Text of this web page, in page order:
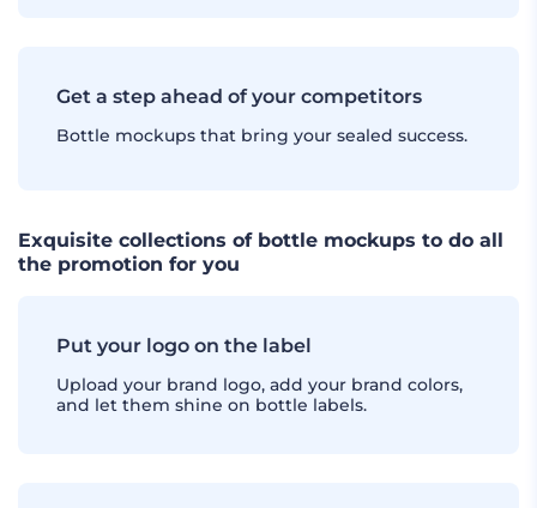
Get a step ahead of your competitors
Bottle mockups that bring your sealed success.
Exquisite collections of bottle mockups to do all
the promotion for you
Put your logo on the label
Upload your brand logo, add your brand colors,
and let them shine on bottle labels.